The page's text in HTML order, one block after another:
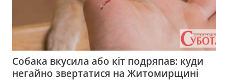
Собака вкусила або кіт подряпав: куди
негайно звертатися на Житомирщині